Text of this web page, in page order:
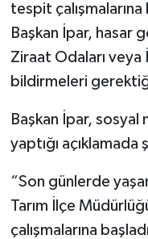
tespit çalışmalarına
Başkan İpar, hasar
Ziraat Odaları veya
bildirmeleri
Başkan İpar, sosyal
yaptığı açıklamada
“Son günlerde
Tarım İlçe
çalışmalarına